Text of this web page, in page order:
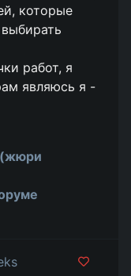
которые
работ, я
являюсь я -
(жюри